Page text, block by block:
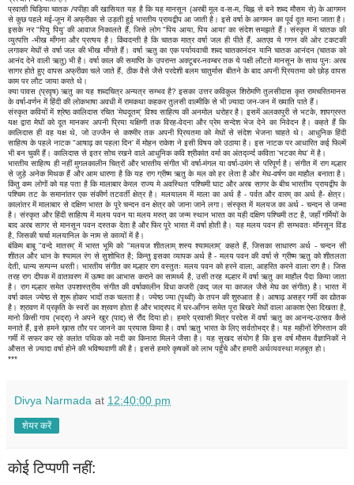
प्रवासी चिड़िया चातक /पपीहा की खासियत यह है कि यह मानसून (अरबी मूल व-स-म, चिह्न से बने शब्द मौसम से) के आगमन
से कुछ पहले मई-जून में अफ्रीका से उड़ती हुई भारतीय प्रायद्वीप आ जाती है। इसे वर्षा के आगमन का पूर्व दूत माना जाता है।
इसके नर "पियु पियु' की आवाज निकालते हैं, जिसे लोग "पिय आया, पिय आया' का संदेश समझते हैं। संस्कृत में चातक की
व्युत्पत्ति -भीख माँगना और प्रत्यय है। किंवदन्ती है कि चातक मात्र वर्षा जल ही पीते हैं, अतएव ये गगन की ओर टकटकी
लगाकर मेघों से वर्षा जल की भीख माँगते हैं। वर्षा ऋतु का एक पर्यायवाची शब्द चातकानंदन यानि चातक आनंदन (चातक को
आनंद देने वाली ऋतु) भी है। वर्षा काल की समाप्ति के उपरान्त अक्टूबर-नवम्बर तक ये पक्षी लौटते मानसून के साथ पुनः अरब
सागर होते हुए वापस अफ्रीका चले जाते हैं, ठीक वैसे जैसे परदेशी बलम चातुर्मास बीतने के बाद अपनी प्रियतमा को छोड़ वापस
काम पर लौट जाया करते थे।
क्या पावस (प्रवृष) ऋतु का यह शब्दचित्र अन्यत्र सम्भव है? इसका उत्तर कविकुल शिरोमणि तुलसीदास कृत रामचरितमानस
के वर्षा-वर्णन में हिंदी की लोकभाषा अवधी में रामकथा कहकर तुलसी वाल्मीकि से भी ज़्यादा जन-जन में ख्याति पाते हैं।
संस्कृत कवियों में श्रेष्ठ कालिदास रचित 'मेघदूतम्' विश्व साहित्य की अनमोल धरोहर है। इसमें अलकापुरी से भटके, शापग्रस्त
यक्ष द्वारा मेघों को दूत मानकर अपनी प्रिया यक्षिणी तक विरह-वेदना और प्रेम सन्देश भेज देने का निवेदन है। कहते हैं कि
कालिदास ही वह यक्ष थे, जो उज्जैन से कश्मीर तक अपनी प्रियतमा को मेघों से संदेश भेजना चाहते थे। आधुनिक हिंदी
साहित्य के पहले नाटक "आषाढ़ का पहला दिन' में मोहन राकेश ने इसी विषय को उठाया है। इस नाटक पर आधारित कई फिल्में
भी बन चुकी हैं। कालिदास से इतर सोच रखने वाले आधुनिक कवि श्रीकांत वर्मा का अंतर्द्व्न्द कविता 'भटका मेघ' में है।
भारतीय साहित्य ही नहीं मुगलकालीन चित्रों और भारतीय संगीत भी वर्षा-मंगल या वर्षा-उमंग से परिपूर्ण है। संगीत में राग मल्हार
से जुड़े अनेक मिथक हैं और आम धारणा है कि यह राग ग्रीष्म ऋतु के मल को हर लेता है और मेघ-वर्षण का माहौल बनाता है।
किंतु कम लोगों को यह पता है कि मालाबार केरल राज्य मे अवस्थित पश्चिमी घाट और अरब सागर के बीच भारतीय प्रायद्वीप के
पश्चिम तट के समानांतर एक संकीर्ण तटवर्ती क्षेत्र है। मलयालम में माला का अर्थ है - पर्वत और वारम् का अर्थ है- क्षेत्र।
कालांतर में मालाबार से दक्षिण भारत के पूरे चन्दन वन क्षेत्र को जाना जाने लगा। संस्कृत में मलयज का अर्थ - चन्दन से जन्मा
है। संस्कृत और हिंदी साहित्य में मलय पवन या मलय मरुत् का जन्म स्थान भारत का यही दक्षिण पश्चिमी तट है, जहाँ गर्मियों के
बाद अरब सागर से मानसून पवन दस्तक देता है और फिर पूरे भारत में वर्षा होती है। यह मलय पवन ही सम्भवतः मॉनसून विंड
है, जिसकी चर्चा मलयानिल के नाम से काव्यों में है।
बंकिम बाबू "वन्दे मातरम्' में भारत भूमि को "मलयज शीतलाम् शस्य श्यामलाम्' कहते हैं, जिसका साधारण अर्थ - चन्दन सी
शीतल और धान के श्यामल रंग से सुशोभित है; किन्तु इसका व्यापक अर्थ है - मलय पवन की वर्षा से ग्रीष्म ऋतु को शीतलता
देती, धान्य सम्पन्न धरती। भारतीय संगीत का मल्हार राग वस्तुतः मलय पवन को हरने वाला, आहरित करने वाला राग है। जिस
तरह राग दीपक में वातावरण में ऊष्मा का आभास कराने का सामर्थ्य है, उसी तरह मल्हार में वर्षा ऋतु का माहौल पैदा किया जाता
है। राग मल्हार समेत उपशास्त्रीय संगीत की वर्षाकालीन विधा कजरी (कद् जल या काजल जैसे मेघ का संगीत) है। भारत में
वर्षा काल ज्येष्ठ से शुरू होकर भादों तक चलता है। ज्येष्ठ ज्या (पृथ्वी) के तपन की शुरुआत है। आषाढ़ असह्र गर्मी का द्योतक
है। श्रावण में प्रकृति के स्वरों का श्रवण होता है और भाद्रपद में घर-आँगन समेत पूरा बिखरे मेघों वाला आकाश ऐसा दिखता है,
मानो किसी गाय (भद्रा) ने अपने खुर (पाद) से रौंद दिया हो। हमारे प्रवासी मित्र परदेस में वर्षा ऋतु का आनन्द-उत्सव कैसे
मनाते हैं, इसे हमने ख़ास तौर पर जानने का प्रयास किया है। वर्षा ऋतु भारत के लिए सर्वतोभद्र है। यह महीनों रेगिस्तान की
गर्मी में सफर कर रहे क्लांत पथिक को नदी का किनारा मिलने जैसा है। यह सुखद संयोग है कि इस वर्ष मौसम वैज्ञानिकों ने
औसत से ज़्यादा वर्षा होने की भविष्यवाणी की है। इससे हमारे कृषकों को लाभ पहुँचे और हमारी अर्थव्यवस्था मज़बूत हो।
***
Divya Narmada at 12:40:00 pm
शेयर करें
कोई टिप्पणी नहीं: